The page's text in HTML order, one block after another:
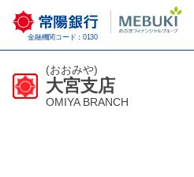
金融機関コード：0130
(おおみや)
大宮支店
OMIYA BRANCH